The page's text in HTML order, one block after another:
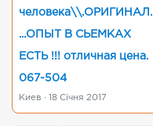
человека\\.ОРИГИНАЛ.
...ОПЫТ В СЬЕМКАХ
ЕСТЬ !!! отличная цена.
067-504
Киев · 18 Січня 2017